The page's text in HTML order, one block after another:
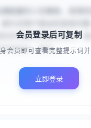
到非常迷茫和缺乏动力，每
不到成长，但又...
会员登录后可复制
会员即可查看完整提示词
立即登录